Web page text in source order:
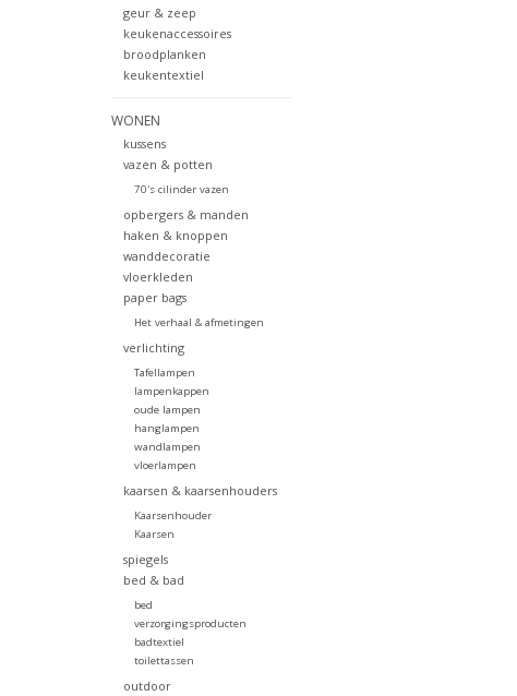
geur & zeep
keukenaccessoires
broodplanken
keukentextiel
WONEN
kussens
vazen & potten
70's cilinder vazen
opbergers & manden
haken & knoppen
wanddecoratie
vloerkleden
paper bags
Het verhaal & afmetingen
verlichting
Tafellampen
lampenkappen
oude lampen
hanglampen
wandlampen
vloerlampen
kaarsen & kaarsenhouders
Kaarsenhouder
Kaarsen
spiegels
bed & bad
bed
verzorgingsproducten
badtextiel
toilettassen
outdoor